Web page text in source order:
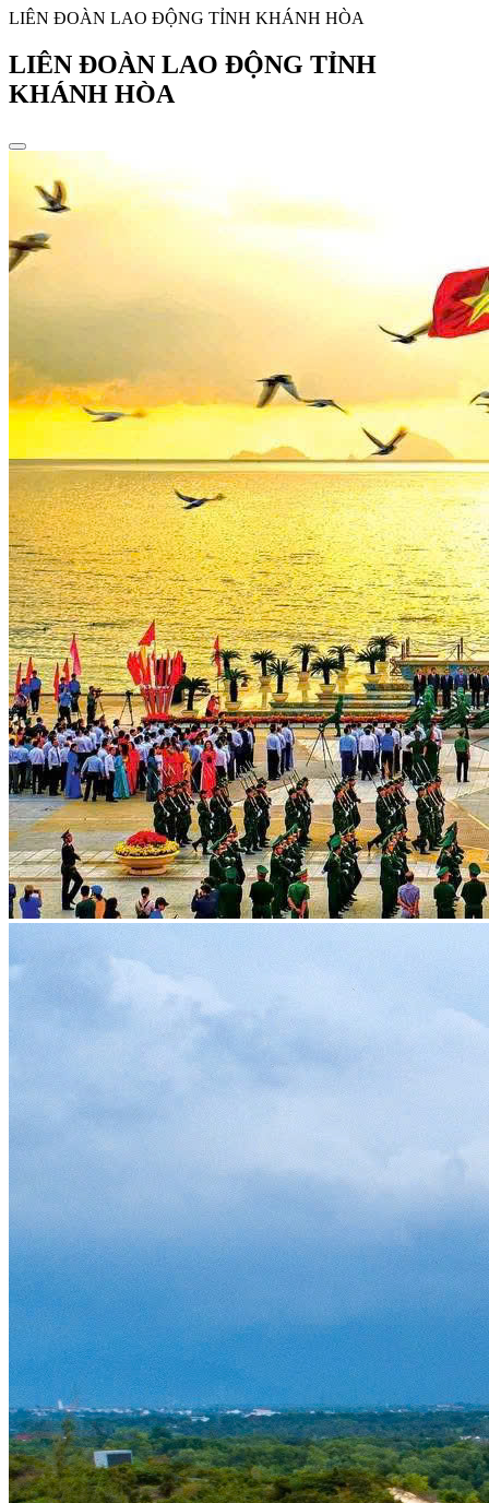
LIÊN ĐOÀN LAO ĐỘNG TỈNH KHÁNH HÒA
LIÊN ĐOÀN LAO ĐỘNG TỈNH
KHÁNH HÒA